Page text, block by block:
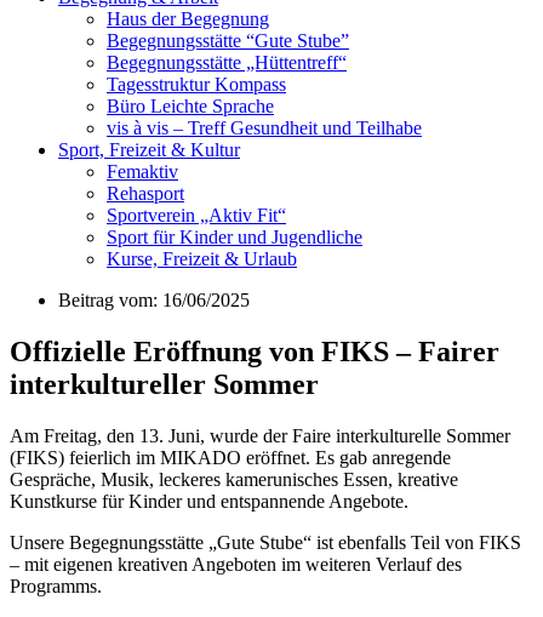
Haus der Begegnung
Begegnungsstätte “Gute Stube”
Begegnungsstätte „Hüttentreff“
Tagesstruktur Kompass
Büro Leichte Sprache
vis à vis – Treff Gesundheit und Teilhabe
Sport, Freizeit & Kultur
Femaktiv
Rehasport
Sportverein „Aktiv Fit“
Sport für Kinder und Jugendliche
Kurse, Freizeit & Urlaub
Beitrag vom: 16/06/2025
Offizielle Eröffnung von FIKS – Fairer
interkultureller Sommer
Am Freitag, den 13. Juni, wurde der Faire interkulturelle Sommer
(FIKS) feierlich im MIKADO eröffnet. Es gab anregende
Gespräche, Musik, leckeres kamerunisches Essen, kreative
Kunstkurse für Kinder und entspannende Angebote.
Unsere Begegnungsstätte „Gute Stube“ ist ebenfalls Teil von FIKS
– mit eigenen kreativen Angeboten im weiteren Verlauf des
Programms.